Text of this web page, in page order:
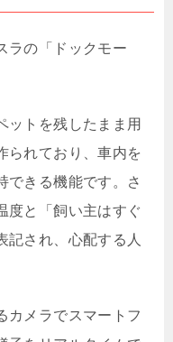
ラの「ドックモー
ットを残したまま用
られており、車内を
できる機能です。さ
度と「飼い主はすぐ
記され、心配する人
カメラでスマートフ